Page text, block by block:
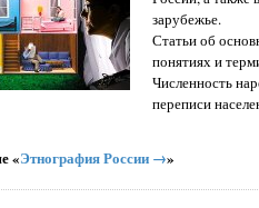
зарубежье.
Статьи об
понятиях и
Численность
переписи
«Этнография России →»